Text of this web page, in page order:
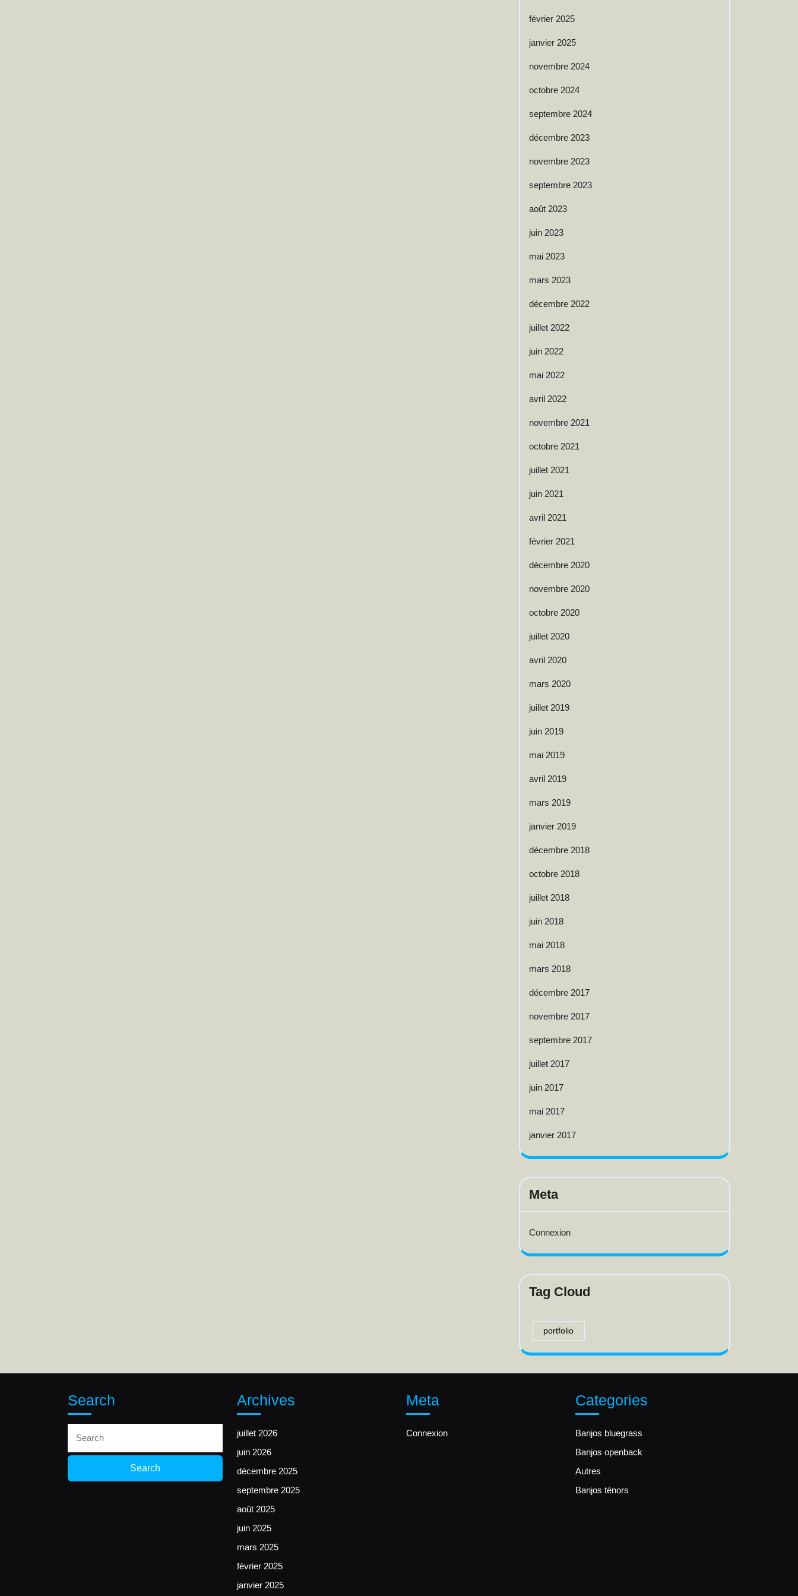
février 2025
janvier 2025
novembre 2024
octobre 2024
septembre 2024
décembre 2023
novembre 2023
septembre 2023
août 2023
juin 2023
mai 2023
mars 2023
décembre 2022
juillet 2022
juin 2022
mai 2022
avril 2022
novembre 2021
octobre 2021
juillet 2021
juin 2021
avril 2021
février 2021
décembre 2020
novembre 2020
octobre 2020
juillet 2020
avril 2020
mars 2020
juillet 2019
juin 2019
mai 2019
avril 2019
mars 2019
janvier 2019
décembre 2018
octobre 2018
juillet 2018
juin 2018
mai 2018
mars 2018
décembre 2017
novembre 2017
septembre 2017
juillet 2017
juin 2017
mai 2017
janvier 2017
Meta
Connexion
Tag Cloud
portfolio
Search
for:
Archives
juillet 2026
juin 2026
décembre 2025
septembre 2025
août 2025
juin 2025
mars 2025
février 2025
janvier 2025
Meta
Connexion
Categories
Banjos bluegrass
Banjos openback
Autres
Banjos ténors